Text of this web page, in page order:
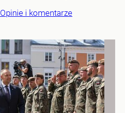
Opinie i komentarze